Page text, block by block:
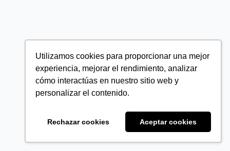
Utilizamos cookies para proporcionar una mejor
experiencia, mejorar el rendimiento, analizar
cómo interactúas en nuestro sitio web y
personalizar el contenido.
Rechazar cookies Aceptar cookies